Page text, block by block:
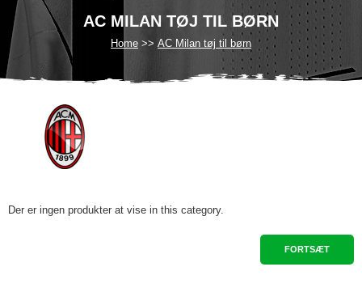
AC MILAN TØJ TIL BØRN
Home AC Milan tøj til børn
Der er ingen produkter at vise in this category.
FORTSÆT